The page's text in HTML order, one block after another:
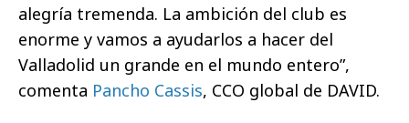
alegría tremenda. La ambición del club es
enorme y vamos a ayudarlos a hacer del
Valladolid un grande en el mundo entero”,
comenta Pancho Cassis, CCO global de DAVID.